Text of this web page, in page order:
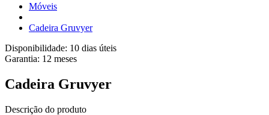
Móveis
Cadeira Gruvyer
Disponibilidade: 10 dias úteis
Garantia: 12 meses
Cadeira Gruvyer
Descrição do produto